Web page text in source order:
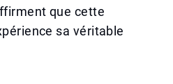
que cette
sa véritable